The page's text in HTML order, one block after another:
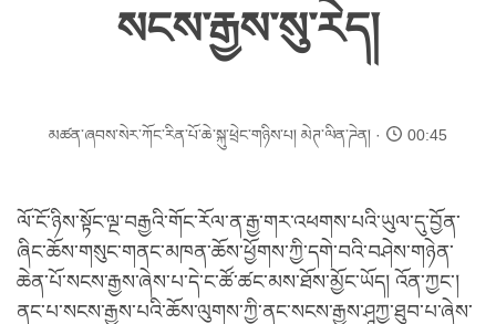
སངས་རྒྱས་སུ་རེད།
མཚན་ཞབས་སེར་ཀོང་རིན་པོ་ཆེ་སྐུ་ཕྲེང་གཉིས་པ། མེཊ་ལིན་ཌེན། 00:45
ལོ་ངོ་ཉིས་སྟོང་ལྔ་བརྒྱའི་གོང་རོལ་ན་རྒྱ་གར་འཕགས་པའི་ཡུལ་དུ་བྱོན་
ཞིང་ཆོས་གསུང་གནང་མཁན་ཆོས་ཕྱོགས་ཀྱི་དགེ་བའི་བཤེས་གཉེན་
ཆེན་པོ་སངས་རྒྱས་ཞེས་པ་དེ་ང་ཚོ་ཚང་མས་ཐོས་མྱོང་ཡོད། འོན་ཀྱང་།
ནང་པ་སངས་རྒྱས་པའི་ཆོས་ལུགས་ཀྱི་ནང་སངས་རྒྱས་ཤཱཀྱ་ཐུབ་པ་ཞེས་